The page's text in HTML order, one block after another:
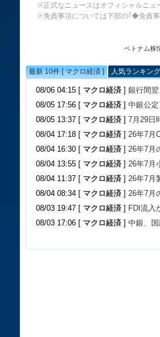
※正式なニュースはオフィシャルニュ
※免責事項については下部の｢◆免責事
ベトナム株
最新 10件 [ マクロ経済 ] 人気ランキン
08/06 04:15 [ マクロ経済 ] 銀行間
08/05 17:56 [ マクロ経済 ] 中銀公
08/05 13:37 [ マクロ経済 ] 7月29日
08/04 17:18 [ マクロ経済 ] 26年7月
08/04 16:30 [ マクロ経済 ] 26年7月
08/04 13:55 [ マクロ経済 ] 26年7月
08/04 11:37 [ マクロ経済 ] 26年7月
08/04 08:34 [ マクロ経済 ] 26年7月
08/03 19:47 [ マクロ経済 ] FDI流入
08/03 17:06 [ マクロ経済 ] 中銀、